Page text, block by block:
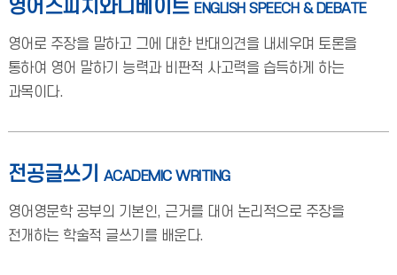
영어스피치와디베이트 ENGLISH SPEECH & DEBATE
영어로 주장을 말하고 그에 대한 반대의견을 내세우며 토론을
통하여 영어 말하기 능력과 비판적 사고력을 습득하게 하는
과목이다.
전공글쓰기 ACADEMIC WRITING
영어영문학 공부의 기본인, 근거를 대어 논리적으로 주장을
전개하는 학술적 글쓰기를 배운다.